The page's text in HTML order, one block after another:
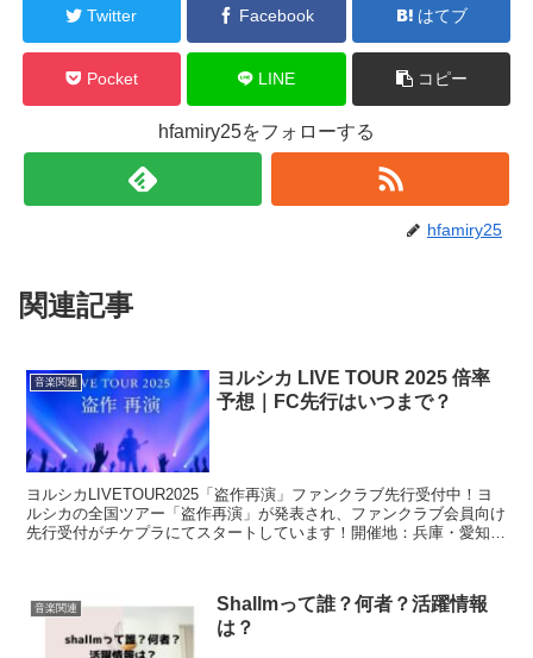
Twitter Facebook はてブ
Pocket LINE コピー
hfamiry25をフォローする
hfamiry25
関連記事
音楽関連
ヨルシカ LIVE TOUR 2025 倍率
予想｜FC先行はいつまで？
ヨルシカLIVETOUR2025「盗作再演」ファンクラブ先行受付中！ヨ
ルシカの全国ツアー「盗作再演」が発表され、ファンクラブ会員向け
先行受付がチケプラにてスタートしています！開催地：兵庫・愛知・
音楽関連
Shallmって誰？何者？活躍情報
は？